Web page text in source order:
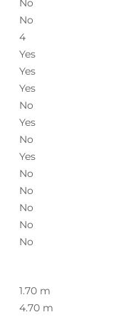
No
No
4
Yes
Yes
Yes
No
Yes
No
Yes
No
No
No
No
No
1.70 m
4.70 m